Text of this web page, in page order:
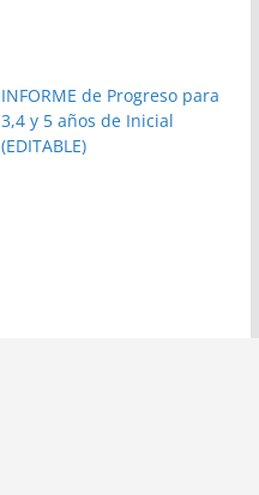
INFORME de Progreso para
3,4 y 5 años de Inicial
(EDITABLE)